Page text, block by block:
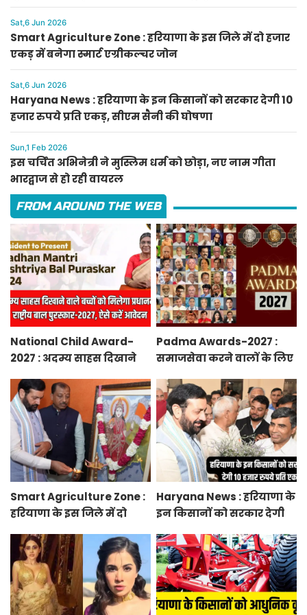
लिए आवेदन
Sat,6 Jun 2026
Smart Agriculture Zone : हरियाणा के इस जिले में दो हजार
एकड़ में बनेगा स्मार्ट एग्रीकल्चर जोन
Sat,6 Jun 2026
Haryana News : हरियाणा के इन किसानों को सरकार देगी 10
हजार रुपये प्रति एकड़, सीएम सैनी की घोषणा
Sun,1 Feb 2026
इस चर्चित अभिनेत्री ने मुस्लिम धर्म को छोड़ा, नए नाम गीता
भारद्वाज से हो रही वायरल
FROM AROUND THE WEB
National Child Award-
2027 : अदम्य साहस दिखाने
प्रधानमंत्री राष्ट्रीय बाल
पुरस्कार-2027, ऐसे करें
आवेदन
Padma Awards-2027 :
समाजसेवा करने वालों के लिए
निकाले पद्म पुरस्कार-2027 के
लिए आवेदन
Smart Agriculture Zone :
हरियाणा के इस जिले में दो
एग्रीकल्चर जोन
Haryana News : हरियाणा के
इन किसानों को सरकार देगी
सीएम सैनी की घोषणा